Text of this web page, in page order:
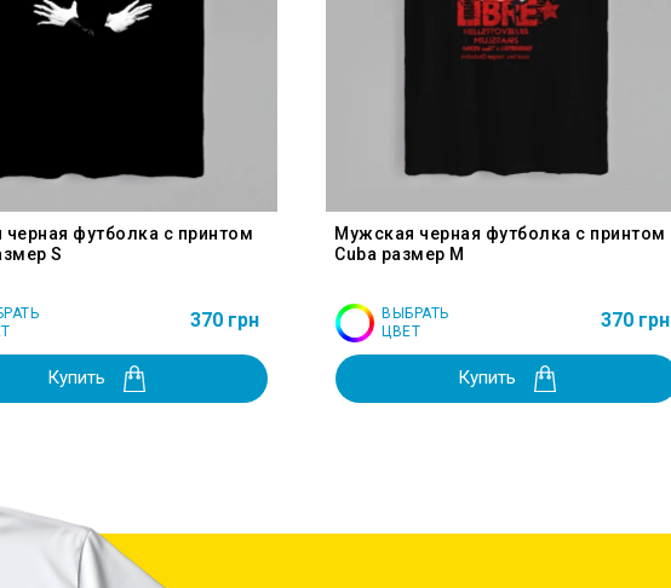
футболка с принтом
S
370 грн
Купить
Мужская черная футболка с принтом
Cuba размер M
ВЫБРАТЬ
ЦВЕТ
370 грн
Купить